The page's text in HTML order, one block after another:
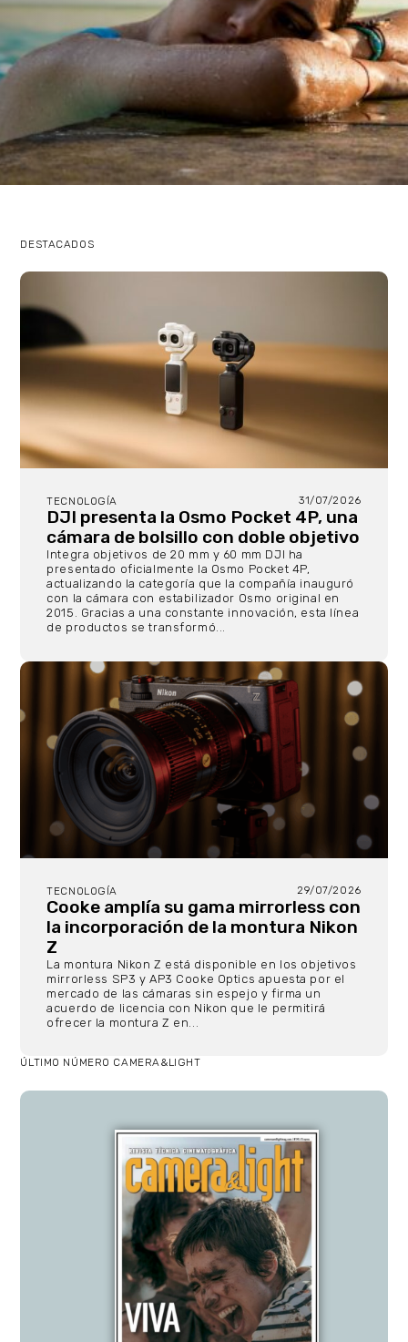
Basilea
DESTACADOS
TECNOLOGÍA 31/07/2026
DJI presenta la Osmo Pocket 4P, una
cámara de bolsillo con doble objetivo
Integra objetivos de 20 mm y 60 mm DJI ha
presentado oficialmente la Osmo Pocket 4P,
actualizando la categoría que la compañía inauguró
con la cámara con estabilizador Osmo original en
2015. Gracias a una constante innovación, esta línea
de productos se transformó...
TECNOLOGÍA 29/07/2026
Cooke amplía su gama mirrorless con
la incorporación de la montura Nikon
Z
La montura Nikon Z está disponible en los objetivos
mirrorless SP3 y AP3 Cooke Optics apuesta por el
mercado de las cámaras sin espejo y firma un
acuerdo de licencia con Nikon que le permitirá
ofrecer la montura Z en...
ÚLTIMO NÚMERO CAMERA&LIGHT